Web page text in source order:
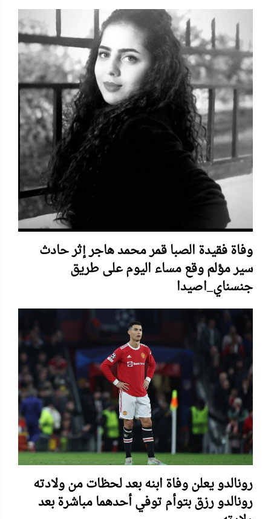
وفاة فقيدة الصبا قمر محمد هاجر إثر حادث
سير مؤلم وقع مساء اليوم على طريق
جنسناي_اصيدا
رونالدو يعلن وفاة ابنه بعد لحظات من ولادته
رونالدو رزق بتوأم توفي أحدهما مباشرة بعد